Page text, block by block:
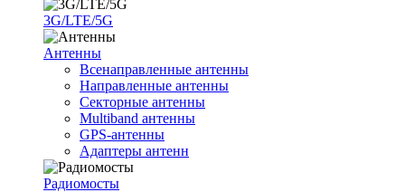
3G/LTE/5G
Антенны
Всенаправленные антенны
Направленные антенны
Секторные антенны
Multiband антенны
GPS-антенны
Адаптеры антенн
Радиомосты